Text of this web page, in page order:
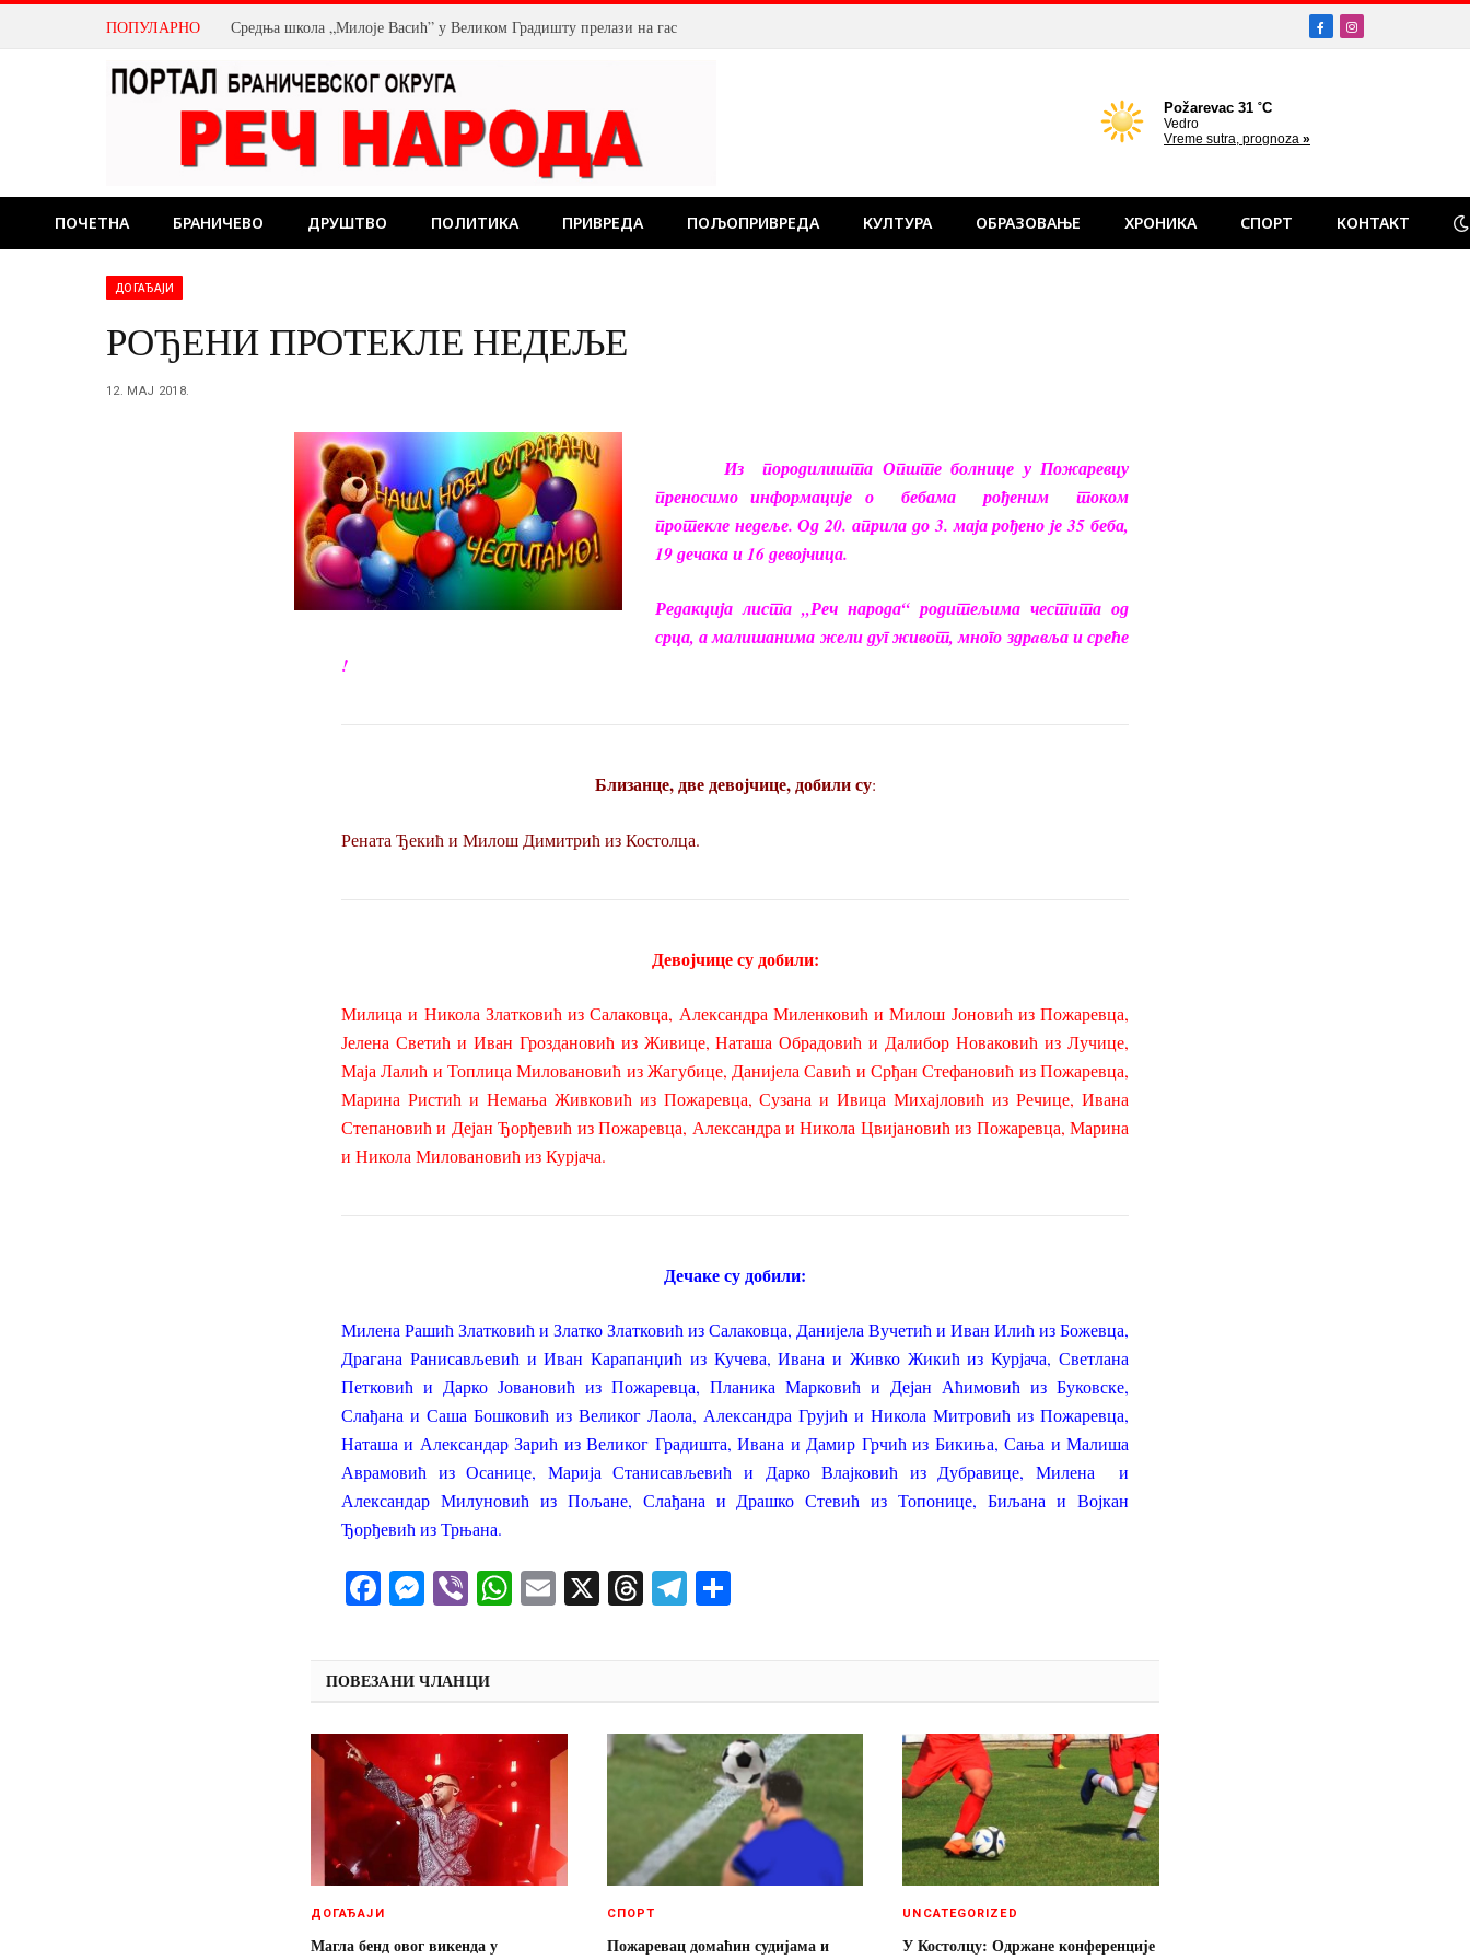
ПОПУЛАРНО Средња школа „Милоје Васић” у Великом Градишту прелази на гас FacebookInstagram
ПОЧЕТНА БРАНИЧЕВО ДРУШТВО ПОЛИТИКА ПРИВРЕДА ПОЉОПРИВРЕДА КУЛТУРА ОБРАЗОВАЊЕ ХРОНИКА СПОРТ КОНТАКТ
ДОГАЂАЈИ
РОЂЕНИ ПРОТЕКЛЕ НЕДЕЉЕ
12. МАЈ 2018.
Из породилишта Опште болнице у Пожаревцу
преносимо информације обебама рођеним
током
протекле недеље. Од 20. априла до 3. маја рођено је 35 беба,
19 дечака и 16 девојчица.
Редакција листа „Реч народа“ родитељима честита од
срца, а малишанима жели дуг живот, много здрaвља и среће
!
Близанце, две девојчице, добили су:
Рената Ђекић и Милош Димитрић из Костолца.
Девојчице су добили:
Милица и Никола Златковић из Салаковца, Александра Миленковић и Милош Јоновић из Пожаревца,
Јелена Светић и Иван Гроздановић из Живице, Наташа Обрадовић и Далибор Новаковић из Лучице,
Маја Лалић и Топлица Миловановић из Жагубице, Данијела Савић и Срђан Стефановић из Пожаревца,
Марина Ристић и Немања Живковић из Пожаревца, Сузана и Ивица Михајловић из Речице, Ивана
Степановић и Дејан Ђорђевић из Пожаревца, Александра и Никола Цвијановић из Пожаревца, Марина
и Никола Миловановић из Курјача.
Дечаке су добили:
Милена Рашић Златковић и Златко Златковић из Салаковца, Данијела Вучетић и Иван Илић из Божевца,
Драгана Ранисављевић и Иван Карапанџић из Кучева, Ивана и Живко Жикић из Курјача, Светлана
Петковић и Дарко Јовановић из Пожаревца, Планика Марковић и Дејан Аћимовић из Буковске,
Слађана и Саша Бошковић из Великог Лаола, Александра Грујић и Никола Митровић из Пожаревца,
Наташа и Александар Зарић из Великог Градишта, Ивана и Дамир Грчић из Бикиња, Сања и Малиша
Аврамовић из Осанице, Марија Станисављевић и Дарко Влајковић из Дубравице, Милена и
Александар Милуновић из Пољане, Слађана и Драшко Стевић из Топонице, Биљана и Војкан
Ђорђевић из Трњана.
Facebook
Messenger
ViberWhatsApp
Email
X ThreadsTelegram
ПОВЕЗАНИ ЧЛАНЦИ
ДОГАЂАЈИ
Магла бенд овог викенда у
СПОРТ
Пожаревац домаћин судијама и
UNCATEGORIZED
У Костолцу: Одржане конференције